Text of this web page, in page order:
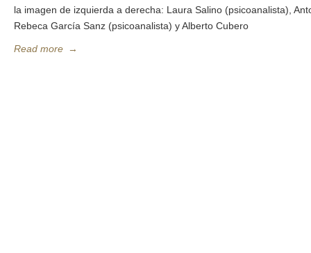
la imagen de izquierda a derecha: Laura Salino (psicoanalista),
Rebeca García Sanz (psicoanalista) y Alberto Cubero
Read more →